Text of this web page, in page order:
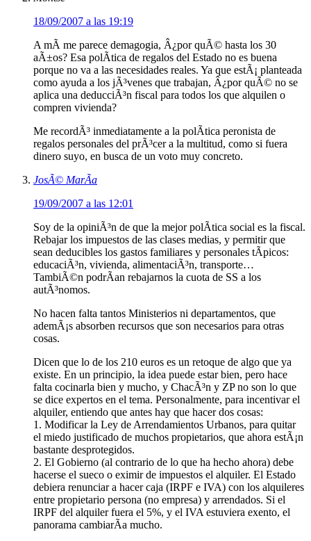
18/09/2007 a las 19:19
A mÃ­ me parece demagogia, Â¿por quÃ© hasta los 30
aÃ±os? Esa polÃ­tica de regalos del Estado no es buena
porque no va a las necesidades reales. Ya que estÃ¡ planteada
como ayuda a los jÃ³venes que trabajan, Â¿por quÃ© no se
aplica una deducciÃ³n fiscal para todos los que alquilen o
compren vivienda?
Me recordÃ³ inmediatamente a la polÃ­tica peronista de
regalos personales del prÃ³cer a la multitud, como si fuera
dinero suyo, en busca de un voto muy concreto.
JosÃ© MarÃ­a
19/09/2007 a las 12:01
Soy de la opiniÃ³n de que la mejor polÃ­tica social es la fiscal.
Rebajar los impuestos de las clases medias, y permitir que
sean deducibles los gastos familiares y personales tÃ­picos:
educaciÃ³n, vivienda, alimentaciÃ³n, transporte…
TambiÃ©n podrÃ­an rebajarnos la cuota de SS a los
autÃ³nomos.
No hacen falta tantos Ministerios ni departamentos, que
ademÃ¡s absorben recursos que son necesarios para otras
cosas.
Dicen que lo de los 210 euros es un retoque de algo que ya
existe. En un principio, la idea puede estar bien, pero hace
falta cocinarla bien y mucho, y ChacÃ³n y ZP no son lo que
se dice expertos en el tema. Personalmente, para incentivar el
alquiler, entiendo que antes hay que hacer dos cosas:
1. Modificar la Ley de Arrendamientos Urbanos, para quitar
el miedo justificado de muchos propietarios, que ahora estÃ¡n
bastante desprotegidos.
2. El Gobierno (al contrario de lo que ha hecho ahora) debe
hacerse el sueco o eximir de impuestos el alquiler. El Estado
debiera renunciar a hacer caja (IRPF e IVA) con los alquileres
entre propietario persona (no empresa) y arrendados. Si el
IRPF del alquiler fuera el 5%, y el IVA estuviera exento, el
panorama cambiarÃ­a mucho.